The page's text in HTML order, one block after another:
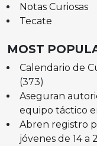
Notas Curiosas
Tecate
MOST
Calendario de
(373)
Aseguran
equipo táctico
Abren registro
jóvenes de 14 a